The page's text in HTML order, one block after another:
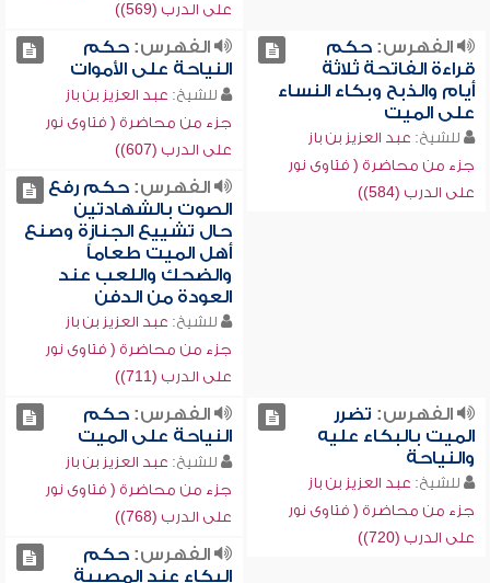
على الدرب (569))
الفهرس:حكم
قراءة الفاتحة ثلاثة
أيام والذبح وبكاء النساء
على الميت
للشيخ: عبد العزيز بن باز
جزء من محاضرة ( فتاوى نور
على الدرب (584))
الفهرس:حكم
النياحة على الأموات
للشيخ: عبد العزيز بن باز
جزء من محاضرة ( فتاوى نور
على الدرب (607))
الفهرس:حكم رفع
الصوت بالشهادتين
حال تشييع الجنازة وصنع
أهل الميت طعاماً
والضحك واللعب عند
العودة من الدفن
للشيخ: عبد العزيز بن باز
جزء من محاضرة ( فتاوى نور
على الدرب (711))
الفهرس: تضرر
الميت بالبكاء عليه
والنياحة
للشيخ: عبد العزيز بن باز
جزء من محاضرة ( فتاوى نور
على الدرب (720))
الفهرس:حكم
النياحة على الميت
للشيخ: عبد العزيز بن باز
جزء من محاضرة ( فتاوى نور
على الدرب (768))
الفهرس:حكم
البكاء عند المصيبة